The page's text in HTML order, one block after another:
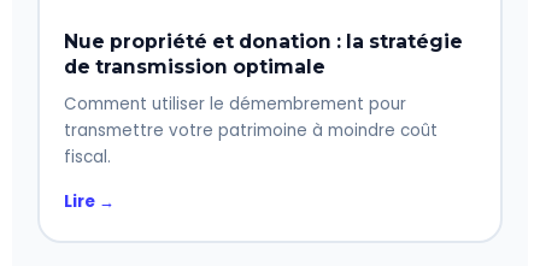
Nue propriété et donation : la stratégie
de transmission optimale
Comment utiliser le démembrement pour
transmettre votre patrimoine à moindre coût
fiscal.
Lire →